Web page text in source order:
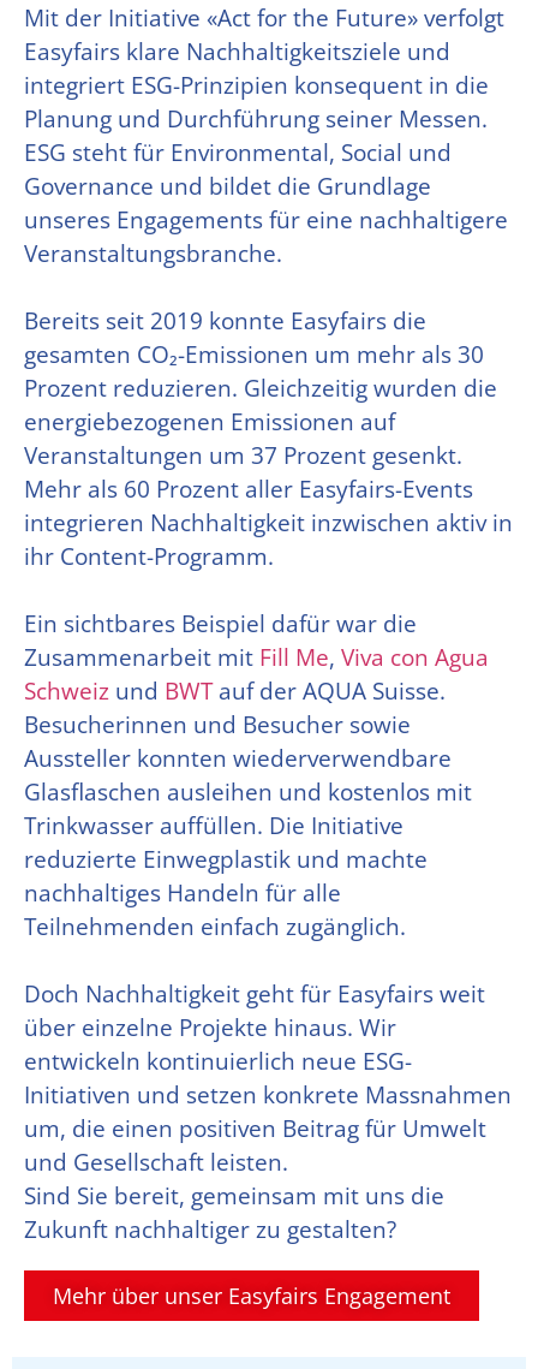
Mit der Initiative «Act for the Future» verfolgt
Easyfairs klare Nachhaltigkeitsziele und
integriert ESG-Prinzipien konsequent in die
Planung und Durchführung seiner Messen.
ESG steht für Environmental, Social und
Governance und bildet die Grundlage
unseres Engagements für eine nachhaltigere
Veranstaltungsbranche.
Bereits seit 2019 konnte Easyfairs die
gesamten CO₂-Emissionen um mehr als 30
Prozent reduzieren. Gleichzeitig wurden die
energiebezogenen Emissionen auf
Veranstaltungen um 37 Prozent gesenkt.
Mehr als 60 Prozent aller Easyfairs-Events
integrieren Nachhaltigkeit inzwischen aktiv in
ihr Content-Programm.
Ein sichtbares Beispiel dafür war die
Zusammenarbeit mit Fill Me, Viva con Agua
Schweiz und BWTauf der AQUA Suisse.
Besucherinnen und Besucher sowie
Aussteller konnten wiederverwendbare
Glasflaschen ausleihen und kostenlos mit
Trinkwasser auffüllen. Die Initiative
reduzierte Einwegplastik und machte
nachhaltiges Handeln für alle
Teilnehmenden einfach zugänglich.
Doch Nachhaltigkeit geht für Easyfairs weit
über einzelne Projekte hinaus. Wir
entwickeln kontinuierlich neue ESG-
Initiativen und setzen konkrete Massnahmen
um, die einen positiven Beitrag für Umwelt
und Gesellschaft leisten.
Sind Sie bereit, gemeinsam mit uns die
Zukunft nachhaltiger zu gestalten?
Mehr über unser Easyfairs Engagement